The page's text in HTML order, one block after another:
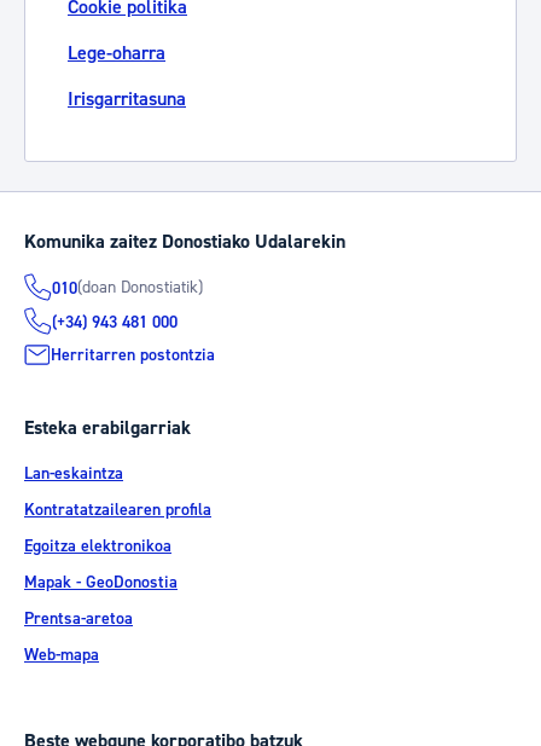
Cookie politika
Lege-oharra
Irisgarritasuna
Komunika zaitez Donostiako Udalarekin
010(doan Donostiatik)
(+34) 943 481 000
Herritarren postontzia
Esteka erabilgarriak
Lan-eskaintza
Kontratatzailearen profila
Egoitza elektronikoa
Mapak - GeoDonostia
Prentsa-aretoa
Web-mapa
Beste webgune korporatibo batzuk